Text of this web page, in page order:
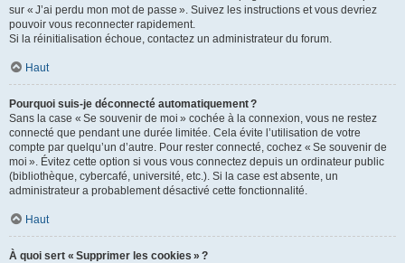
sur « J’ai perdu mon mot de passe ». Suivez les instructions et vous devriez
pouvoir vous reconnecter rapidement.
Si la réinitialisation échoue, contactez un administrateur du forum.
Haut
Pourquoi suis-je déconnecté automatiquement ?
Sans la case « Se souvenir de moi » cochée à la connexion, vous ne restez
connecté que pendant une durée limitée. Cela évite l’utilisation de votre
compte par quelqu’un d’autre. Pour rester connecté, cochez « Se souvenir de
moi ». Évitez cette option si vous vous connectez depuis un ordinateur public
(bibliothèque, cybercafé, université, etc.). Si la case est absente, un
administrateur a probablement désactivé cette fonctionnalité.
Haut
À quoi sert « Supprimer les cookies » ?